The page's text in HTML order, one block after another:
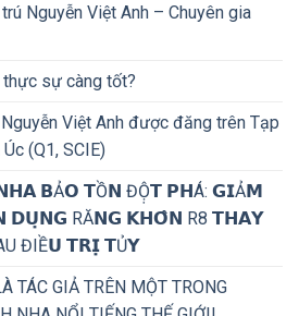
Nguyễn Việt Anh – Chuyên gia
thực sự càng tốt?
Việt Anh được đăng trên Tạp
(Q1, SCIE)
𝗕Ả𝗢 𝗧Ồ𝗡 ĐỘ̣𝗧 𝗣𝗛Á: 𝗚𝗜Ả𝗠
𝗗𝗨̣𝗡𝗚 RĂ𝗡𝗚 𝗞𝗛𝗢̂𝗡 R8 𝗧𝗛𝗔𝗬
ĐIỀ𝗨 𝗧𝗥𝗜̣ 𝗧Ủ𝗬
TÁC GIẢ TRÊN MỘT TRONG